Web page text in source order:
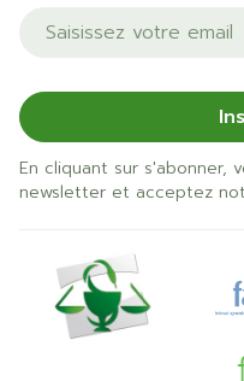
Adresse mail
En cliquant sur s'abonner,
newsletter et acceptez